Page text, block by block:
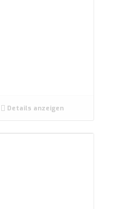
Details anzeigen